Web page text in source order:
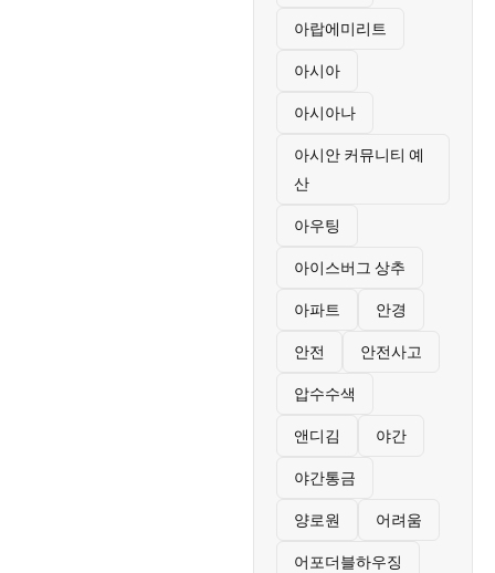
아랍에미리트
아시아
아시아나
아시안 커뮤니티 예
산
아우팅
아이스버그 상추
아파트 안경
안전 안전사고
압수수색
앤디김 야간
야간통금
양로원 어려움
어포더블하우징